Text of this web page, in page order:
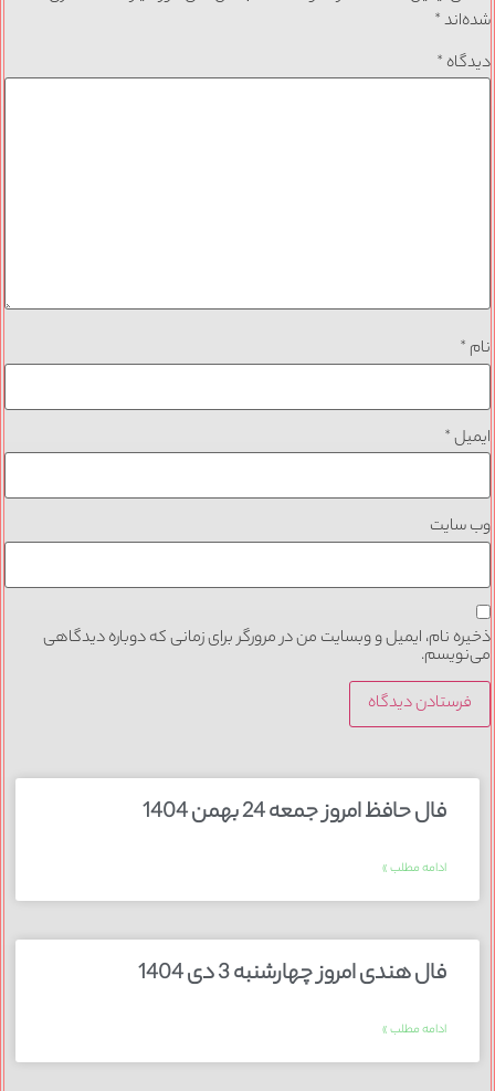
شده‌اند*
دیدگاه *
نام *
ایمیل*
وب‌ سایت
ذخیره نام، ایمیل و وبسایت من در مرورگر برای زمانی که دوباره دیدگاهی
می‌نویسم.
فال حافظ امروز جمعه 24 بهمن 1404
ادامه مطلب »
فال هندی امروز چهارشنبه 3 دی 1404
ادامه مطلب »